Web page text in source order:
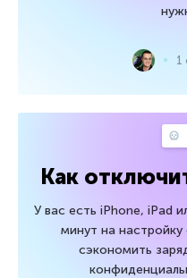
1
Как
У вас есть iPhone, iPad
минут на
сэкономить